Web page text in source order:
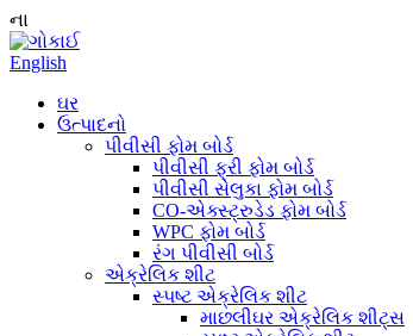
ના
English
ઘર
ઉત્પાદનો
પીવીસી ફોમ બોર્ડ
પીવીસી ફ્રી ફોમ બોર્ડ
પીવીસી સેલુકા ફોમ બોર્ડ
CO-એક્સ્ટ્રુડેડ ફોમ બોર્ડ
WPC ફોમ બોર્ડ
રંગ પીવીસી બોર્ડ
એક્રેલિક શીટ
સ્પષ્ટ એક્રેલિક શીટ
માછલીઘર એક્રેલિક શીટ્સ